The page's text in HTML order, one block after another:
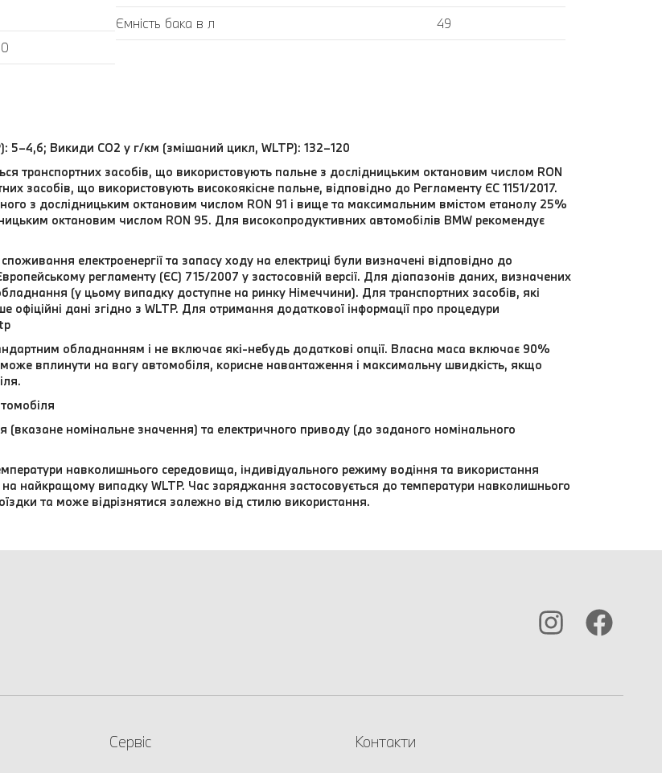
Ємність бака в л
49
5–4,6; Викиди CO2 у г/км (змішаний цикл, WLTP): 132–120
транспортних засобів, що використовують пальне з дослідницьким октановим числом RON
засобів, що використовують високоякісне пальне, відповідно до Регламенту ЄС 1151/2017.
з дослідницьким октановим числом RON 91 і вище та максимальним вмістом етанолу 25%
октановим числом RON 95. Для високопродуктивних автомобілів BMW рекомендує
електроенергії та запасу ходу на електриці були визначені відповідно до
регламенту (ЄС) 715/2007 у застосовній версії. Для діапазонів даних, визначених
(у цьому випадку доступне на ринку Німеччини). Для транспортних засобів, які
офіційні дані згідно з WLTP. Для отримання додаткової інформації про процедури
обладнанням і не включає які-небудь додаткові опції. Власна маса включає 90%
вплинути на вагу автомобіля, корисне навантаження і максимальну швидкість, якщо
(вказане номінальне значення) та електричного приводу (до заданого номінального
навколишнього середовища, індивідуального режиму водіння та використання
найкращому випадку WLTP. Час заряджання застосовується до температури навколишнього
та може відрізнятися залежно від стилю використання.
Сервіс Контакти